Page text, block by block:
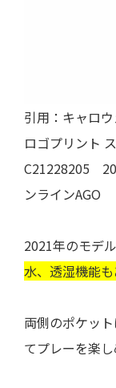
引用： キャロ
ロゴプリント
C21228205
ンラインAGO
2021年のモデ
水、透湿機能
両側のポケッ
てプレーを楽し